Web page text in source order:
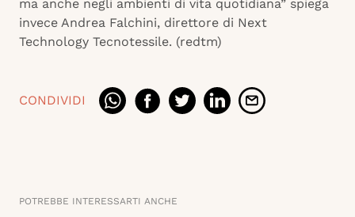
ma anche negli ambienti di vita quotidiana” spiega
invece Andrea Falchini, direttore di Next
Technology Tecnotessile. (redtm)
CONDIVIDI
POTREBBE INTERESSARTI ANCHE